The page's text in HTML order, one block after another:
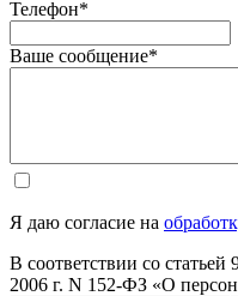
Телефон*
Ваше сообщение*
Я даю согласие на
В соответствии со
2006 г. N 152-ФЗ «О